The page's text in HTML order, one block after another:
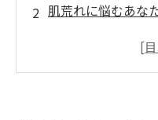
肌荒れに悩むあな
施術の流れを解説